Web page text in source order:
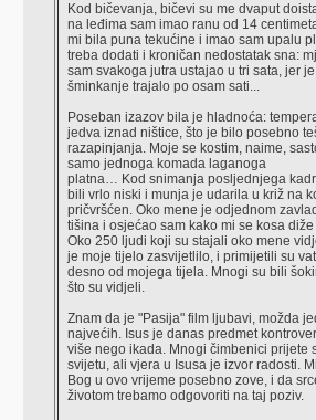
Kod bičevanja, bičevi su me dvaput
na leđima sam imao ranu od 14
mi bila puna tekućine i imao sam upalu
treba dodati i kroničan nedostatak sna:
sam svakoga jutra ustajao u tri sata, jer
šminkanje trajalo po osam sati...
Poseban izazov bila je hladnoća:
jedva iznad ništice, što je bilo posebno
razapinjanja. Moje se kostim, naime,
samo jednoga komada laganoga
platna… Kod snimanja posljednjega
bili vrlo niski i munja je udarila u križ na
pričvršćen. Oko mene je odjednom
tišina i osjećao sam kako mi se kosa
Oko 250 ljudi koji su stajali oko mene
je moje tijelo zasvijetlilo, i primijetili su
desno od mojega tijela. Mnogi su bili
što su vidjeli.
Znam da je "Pasija" film ljubavi, možda
najvećih. Isus je danas predmet
više nego ikada. Mnogi čimbenici prijete
svijetu, ali vjera u Isusa je izvor radosti.
Bog u ovo vrijeme posebno zove, i da
životom trebamo odgovoriti na taj poziv.